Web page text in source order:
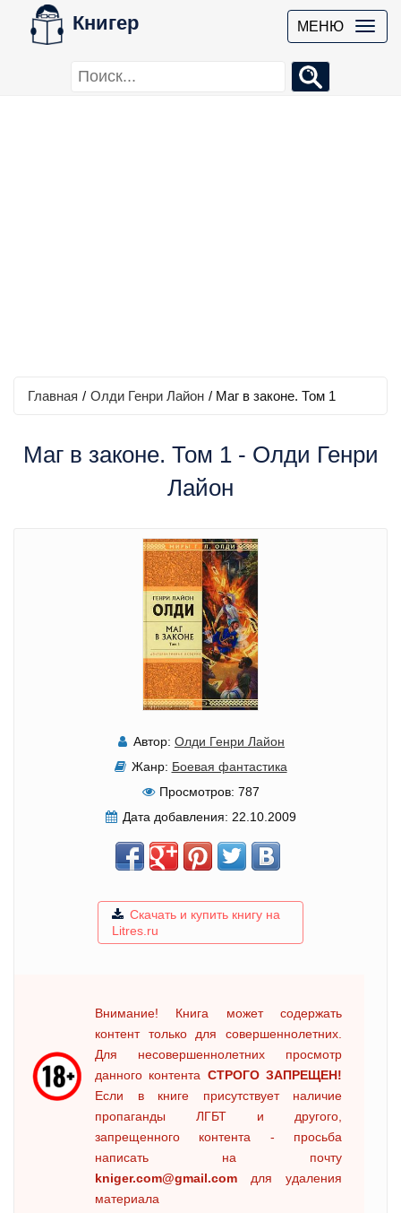
Книгер МЕНЮ
Главная / Олди Генри Лайон / Маг в законе. Том 1
Маг в законе. Том 1 - Олди Генри
Лайон
Автор: Олди Генри Лайон
Жанр: Боевая фантастика
Просмотров: 787
Дата добавления: 22.10.2009
Скачать и купить книгу на
Litres.ru
Внимание! Книга может содержать
контент только для совершеннолетних.
Для несовершеннолетних просмотр
данного контента СТРОГО ЗАПРЕЩЕН!
Если в книге присутствует наличие
пропаганды ЛГБТ и другого,
запрещенного контента - просьба
написать на почту
kniger.com@gmail.com для удаления
материала